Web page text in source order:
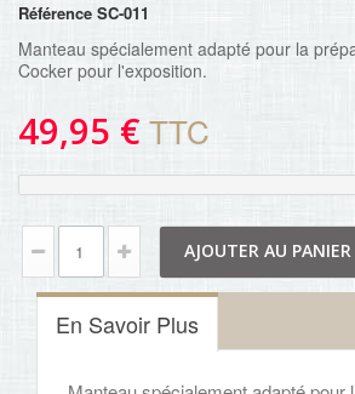
Référence SC-011
Manteau spécialement adapté pour la
Cocker pour l'exposition.
49,95 € TTC
AJOUTER AU PANIER
En Savoir Plus